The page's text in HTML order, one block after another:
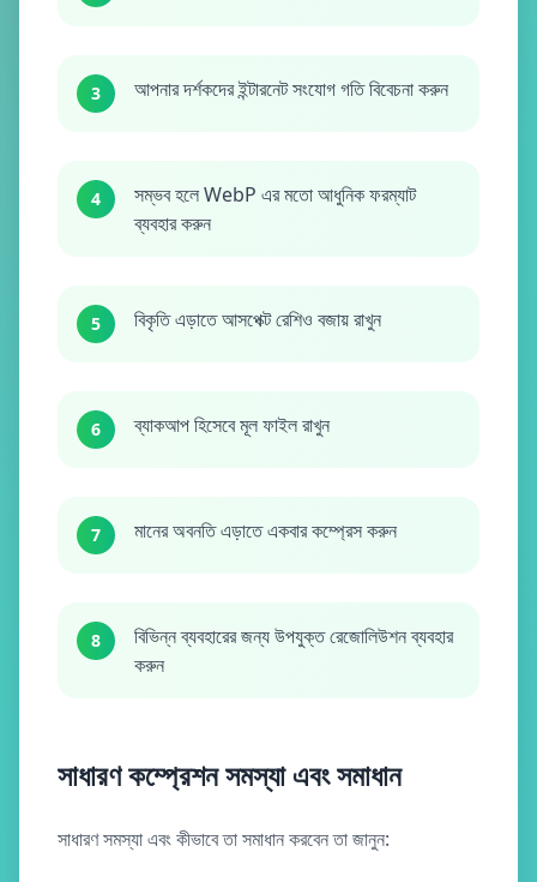
3 আপনার দর্শকদের ইন্টারনেট সংযোগ গতি বিবেচনা করুন
4
সম্ভব হলে WebP এর মতো আধুনিক ফরম্যাট
ব্যবহার করুন
5 বিকৃতি এড়াতে আসপেক্ট রেশিও বজায় রাখুন
6 ব্যাকআপ হিসেবে মূল ফাইল রাখুন
7 মানের অবনতি এড়াতে একবার কম্প্রেস করুন
8
বিভিন্ন ব্যবহারের জন্য উপযুক্ত রেজোলিউশন ব্যবহার
করুন
সাধারণ কম্প্রেশন সমস্যা এবং সমাধান
সাধারণ সমস্যা এবং কীভাবে তা সমাধান করবেন তা জানুন: